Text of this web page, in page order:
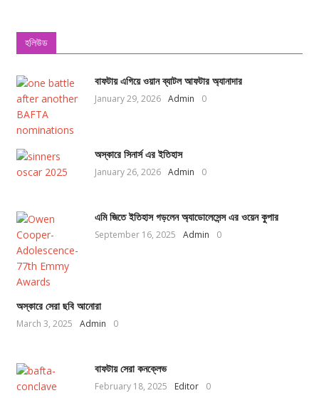
হলিউড
বাফটায় এগিয়ে ওয়ান ব্যাটল আফটার অ্যানাদার
January 29, 2026 Admin 0
অস্কারে সিনার্স এর ইতিহাস
January 26, 2026 Admin 0
এমি জিতে ইতিহাস গড়লেন অ্যাডোলেসেন্স এর ওয়েন কুপার
September 16, 2025 Admin 0
অস্কারে সেরা ছবি আনোরা
March 3, 2025 Admin 0
বাফটায় সেরা কনক্লেভ
February 18, 2025 Editor 0